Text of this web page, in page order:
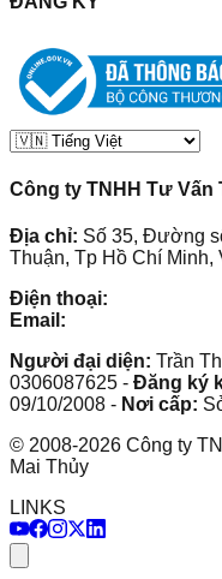
Công ty TNHH Tư
Địa chỉ: Số 35, Đường
Thuận, Tp Hồ Chí Minh,
Điện thoại:
Email:
Người đại diện: Trần
0306087625 - Đăng ký
09/10/2008 - Nơi cấp:
© 2008-2026 Công ty
Mai Thủy
LINKS